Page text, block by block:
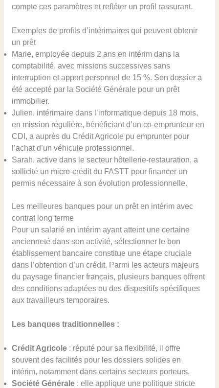
compte ces paramètres et refléter un profil rassurant.
Exemples de profils d’intérimaires qui peuvent obtenir
un prêt
Marie, employée depuis 2 ans en intérim dans la
comptabilité, avec missions successives sans
interruption et apport personnel de 15 %. Son dossier a
été accepté par la Société Générale pour un prêt
immobilier.
Julien, intérimaire dans l’informatique depuis 18 mois,
en mission régulière, bénéficiant d’un co-emprunteur en
CDI, a auprès du Crédit Agricole pu emprunter pour
l’achat d’un véhicule professionnel.
Sarah, active dans le secteur hôtellerie-restauration, a
sollicité un micro-crédit du FASTT pour financer un
permis nécessaire à son évolution professionnelle.
Les meilleures banques pour un prêt en intérim avec
contrat long terme
Pour un salarié en intérim ayant atteint une certaine
ancienneté dans son activité, sélectionner le bon
établissement bancaire constitue une étape cruciale
dans l’obtention d’un crédit. Parmi les acteurs majeurs
du paysage financier français, plusieurs banques offrent
des conditions adaptées ou des dispositifs spécifiques
aux travailleurs temporaires.
Les banques traditionnelles :
Crédit Agricole: réputé pour sa flexibilité, il offre
souvent des facilités pour les dossiers solides en
intérim, notamment dans certains secteurs porteurs.
Société Générale: elle applique une politique stricte